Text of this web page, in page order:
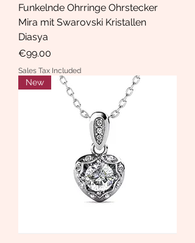
Funkelnde Ohrringe Ohrstecker
Mira mit Swarovski Kristallen
Diasya
Price
€99.00
Sales Tax Included
New